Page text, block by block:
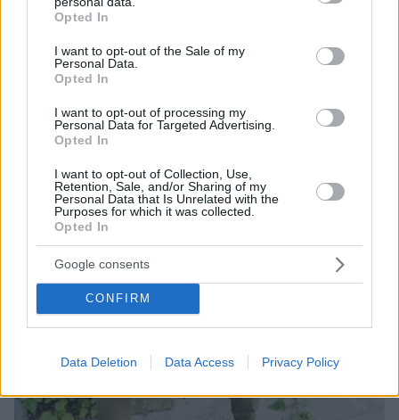
grant or deny consent to Google and its third-party tags to
use your data for below specified purposes in below Google
consent section.
Opted In
I want to opt-out of the Sale of my
Personal Data.
Opted In
I want to opt-out of processing my
Personal Data for Targeted Advertising.
Opted In
I want to opt-out of Collection, Use,
Retention, Sale, and/or Sharing of my
Personal Data that Is Unrelated with the
Purposes for which it was collected.
Opted In
Google consents
CONFIRM
Data Deletion Data Access Privacy Policy
και σύζυγος των θυμάτων στο τροχαίο στις
Σέρρες
07.08.2026, 14:57